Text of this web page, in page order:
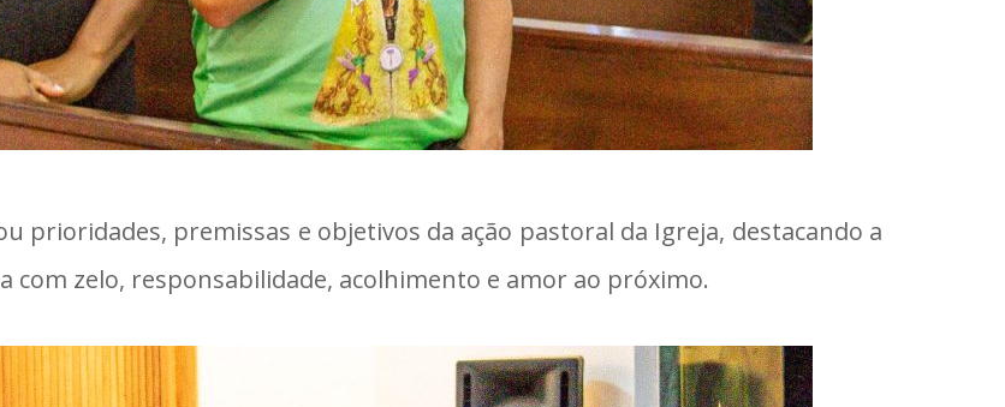
prioridades, premissas e objetivos da ação pastoral da Igreja, destacando a
com zelo, responsabilidade, acolhimento e amor ao próximo.